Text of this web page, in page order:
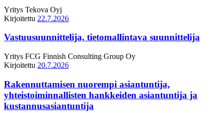
Yritys Tekova Oyj
Kirjoitettu 22.7.2026
Vastuusuunnittelija, tietomallintava suunnittelija
Yritys FCG Finnish Consulting Group Oy
Kirjoitettu 20.7.2026
Rakennuttamisen nuorempi asiantuntija,
yhteistoiminnallisten hankkeiden asiantuntija ja
kustannusasiantuntija